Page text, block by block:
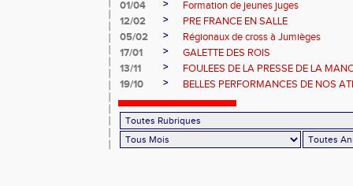
01/04
>
Formation de jeunes juges
12/02
>
PRE FRANCE EN SALLE
05/02
>
Régionaux de cross à Jumièges
17/01
>
GALETTE DES ROIS
13/11
>
FOULEES DE LA PRESSE DE LA
19/10
> BELLES PERFORMANCES DE NOS